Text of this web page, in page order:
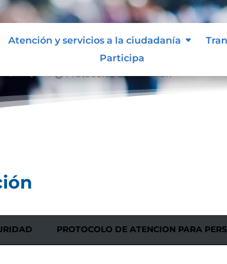
Atención y servicios a la ciudadanía
Participa
PROTOCOLO DE ATENCION PARA